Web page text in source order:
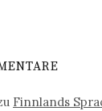
Finnlands